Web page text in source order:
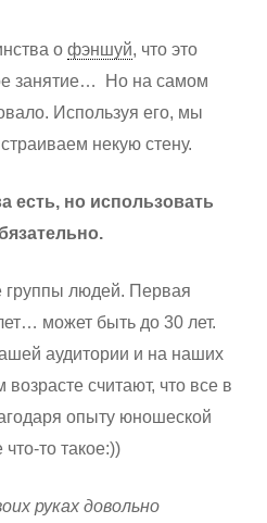
о фэншуй, что это
занятие… Но на самом
Используя его, мы
некую стену.
есть, но использовать
группы людей. Первая
может быть до 30 лет.
аудитории и на наших
считают, что все в
опыту юношеской
то такое:))
руках довольно